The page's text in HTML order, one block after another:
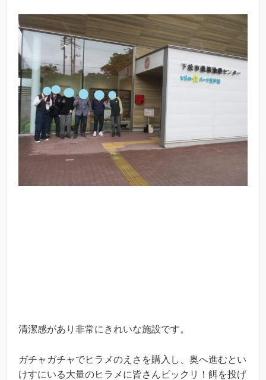
清潔感があり非常にきれいな施設です。
ガチャガチャでヒラメのえさを購入し、奥へ進むとい
けすにいる大量のヒラメに皆さんビックリ！餌を投げ